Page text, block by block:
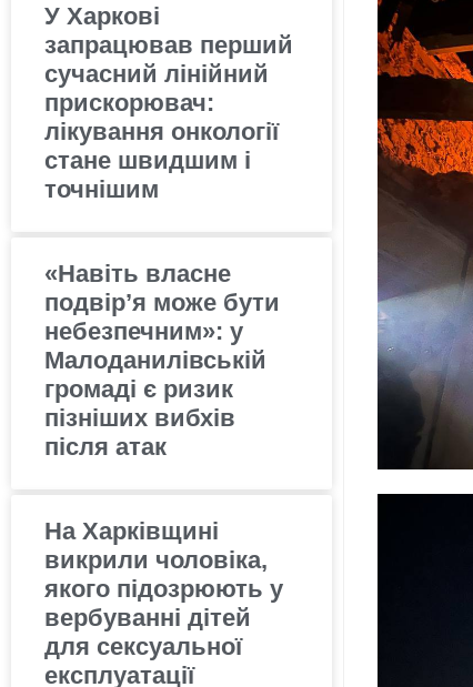
У Харкові
запрацював перший
сучасний лінійний
прискорювач:
лікування онкології
стане швидшим і
точнішим
«Навіть власне
подвір’я може бути
небезпечним»: у
Малоданилівській
громаді є ризик
пізніших вибхів
після атак
На Харківщині
викрили чоловіка,
якого підозрюють у
вербуванні дітей
для сексуальної
експлуатації